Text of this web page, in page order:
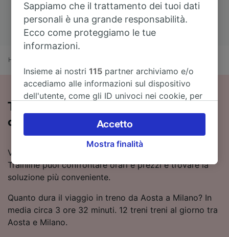
Home
Treni Aosta - Milano: orari, prezzi e
durata
Vuoi viaggiare in treno da Aosta a Milano? Con
Trainline puoi confrontare orari e prezzi e trovare la
soluzione più conveniente.
Quanto dura il viaggio in treno da Aosta a Milano? In
media circa 3 ore 32 minuti. 12 treni treni al giorno tra
Aosta e Milano.
Sappiamo che il trattamento dei tuoi dati
personali è una grande responsabilità.
Ecco come proteggiamo le tue
informazioni.
Insieme ai nostri115 partner archiviamo e/o
accediamo alle informazioni sul dispositivo
dell'utente, come gli ID univoci nei cookie, per
accettare o gestire le proprie scelte facendo
clic di seguito, tra cui il proprio diritto di
opporsi sulla base di un interesse legittimo o
dell'informativa sulla privacy. Queste scelte
verranno segnalate ai nostri partner e non
influenzeranno i dati sulla navigazione. I tuoi
dati non verranno usati a scopi di
tracciamento se non ci hai fornito il consenso
Mostra finalità
Accetto